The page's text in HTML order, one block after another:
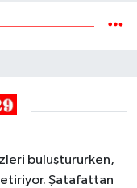
buluştururken,
Şatafattan